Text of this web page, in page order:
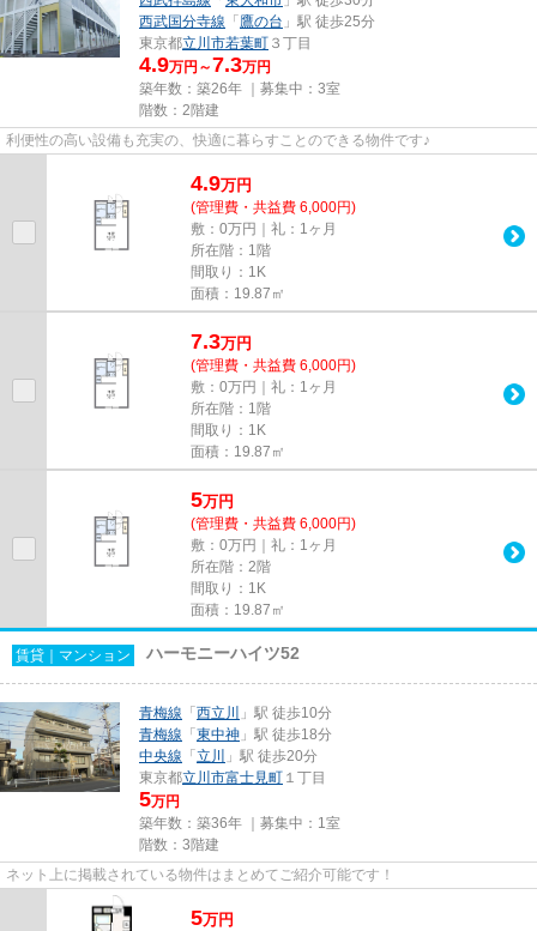
西武国分寺線 「鷹の台 」駅 徒歩25分
東京都立川市若葉町 ３丁目
4.9万円～7.3万円
築年数：築26年 ｜募集中： 3室
階数：2階建
利便性の高い設備も充実の、快適に暮らすことのできる物件です♪
4.9万円
(管理費・共益費 6,000円)
敷：0万円｜礼：1ヶ月
所在階：1階
間取り：1K
面積：19.87㎡
7.3万円
(管理費・共益費 6,000円)
敷：0万円｜礼：1ヶ月
所在階：1階
間取り：1K
面積：19.87㎡
5万円
(管理費・共益費 6,000円)
敷：0万円｜礼：1ヶ月
所在階：2階
間取り：1K
面積：19.87㎡
賃貸｜マンション ハーモニーハイツ52
青梅線 「西立川
」駅 徒歩10分
青梅線 「東中神 」駅 徒歩18分
中央線 「立川
」駅 徒歩20分
東京都立川市富士見町 １丁目
5万円
築年数：築36年 ｜募集中： 1室
階数：3階建
ネット上に掲載されている物件はまとめてご紹介可能です！
5万円